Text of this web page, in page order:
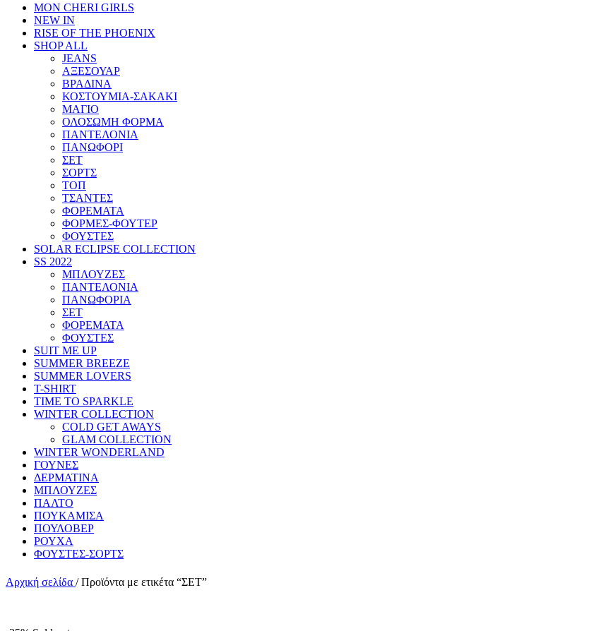
MON CHERI GIRLS
NEW IN
RISE OF THE PHOENIX
SHOP ALL
JEANS
ΑΞΕΣΟΥΑΡ
ΒΡΑΔΙΝΑ
ΚΟΣΤΟΥΜΙΑ-ΣΑΚΑΚΙ
ΜΑΓΙΟ
ΟΛΟΣΩΜΗ ΦΟΡΜΑ
ΠΑΝΤΕΛΟΝΙΑ
ΠΑΝΩΦΟΡΙ
ΣΕΤ
ΣΟΡΤΣ
ΤΟΠ
ΤΣΑΝΤΕΣ
ΦΟΡΕΜΑΤΑ
ΦΟΡΜΕΣ-ΦΟΥΤΕΡ
ΦΟΥΣΤΕΣ
SOLAR ECLIPSE COLLECTION
SS 2022
ΜΠΛΟΥΖΕΣ
ΠΑΝΤΕΛΟΝΙΑ
ΠΑΝΩΦΟΡΙΑ
ΣΕΤ
ΦΟΡΕΜΑΤΑ
ΦΟΥΣΤΕΣ
SUIT ME UP
SUMMER BREEZE
SUMMER LOVERS
T-SHIRT
TIME TO SPARKLE
WINTER COLLECTION
COLD GET AWAYS
GLAM COLLECTION
WINTER WONDERLAND
ΓΟΥΝΕΣ
ΔΕΡΜΑΤΙΝΑ
ΜΠΛΟΥΖΕΣ
ΠΑΛΤΟ
ΠΟΥΚΑΜΙΣΑ
ΠΟΥΛΟΒΕΡ
ΡΟΥΧΑ
ΦΟΥΣΤΕΣ-ΣΟΡΤΣ
Αρχική σελίδα / Προϊόντα με ετικέτα “ΣΕΤ”